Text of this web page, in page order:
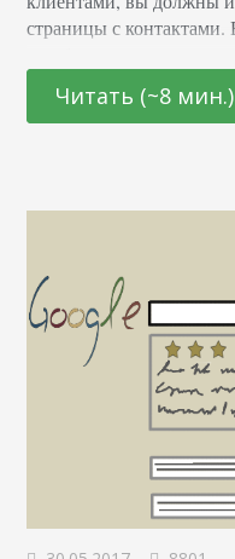
страницы с контактами.
всего. Форма и больше
контактами есть форма
Читать (~8 мин.)